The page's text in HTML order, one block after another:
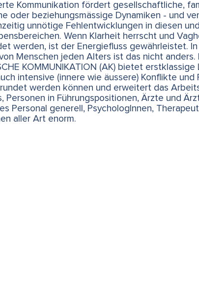
Kommunikation fördert gesellschaftliche,
oder beziehungsmässige Dynamiken - und
unnötige Fehlentwicklungen in diesen
Wenn Klarheit herrscht und
werden, ist der Energiefluss gewährleistet.
Menschen jeden Alters ist das nicht anders.
KOMMUNIKATION (AK) bietet erstklassige
intensive (innere wie äussere) Konflikte und
werden können und erweitert das
Personen in Führungspositionen, Ärzte und
Personal generell, PsychologInnen,
aller Art enorm.